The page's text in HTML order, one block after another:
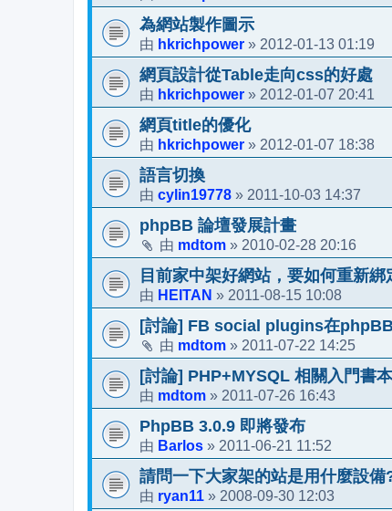
為網站製作圖示
由 hkrichpower » 2012-01-13 01:19
網頁設計從Table走向css的好處
由 hkrichpower » 2012-01-07 20:41
網頁title的優化
由 hkrichpower » 2012-01-07 18:38
語言切換
由 cylin19778 » 2011-10-03 14:37
phpBB 論壇發展計畫
由 mdtom » 2010-02-28 20:16
目前家中架好網站，要如何重新
由 HEITAN » 2011-08-15 10:08
[討論] FB social plugins在
由 mdtom » 2011-07-22 14:25
[討論] PHP+MYSQL 相關入門書本
由 mdtom » 2011-07-26 16:43
PhpBB 3.0.9 即將發布
由 Barlos » 2011-06-21 11:52
請問一下大家架的站是用什麼設備
由 ryan11 » 2008-09-30 12:03